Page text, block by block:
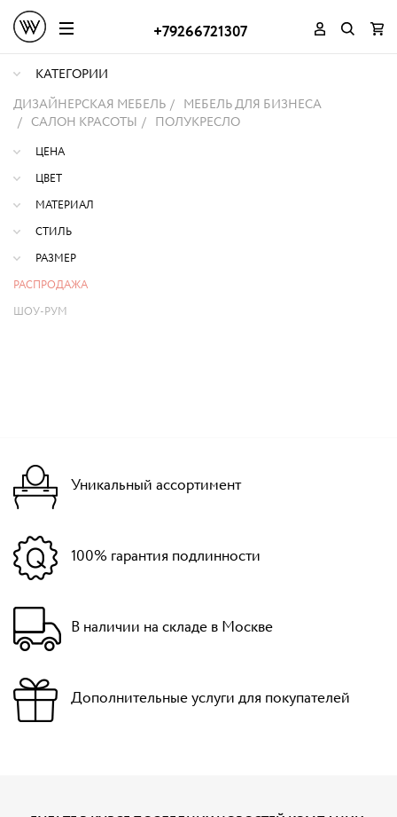
+79266721307
КАТЕГОРИИ
ДИЗАЙНЕРСКАЯ МЕБЕЛЬ
МЕБЕЛЬ ДЛЯ БИЗНЕСА
САЛОН КРАСОТЫ
ПОЛУКРЕСЛО
ЦЕНА
ЦВЕТ
МАТЕРИАЛ
СТИЛЬ
РАЗМЕР
РАСПРОДАЖА
ШОУ-РУМ
Уникальный ассортимент
100% гарантия подлинности
В наличии на складе в Москве
Дополнительные услуги для покупателей